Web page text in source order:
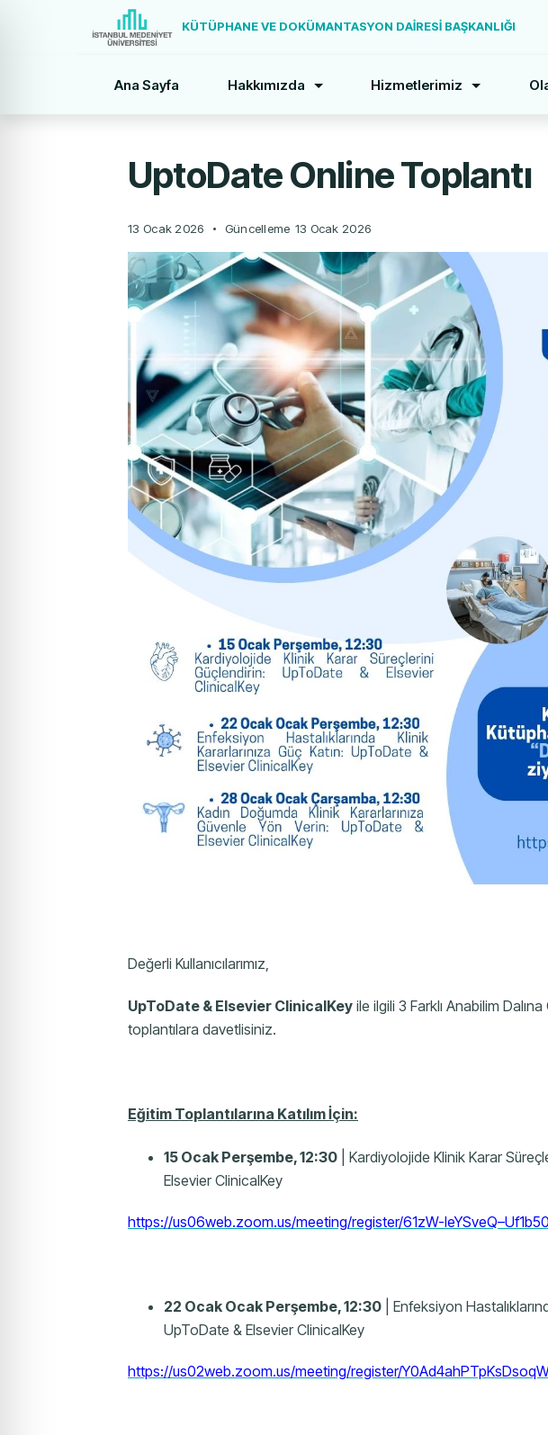
KÜTÜPHANE VE DOKÜMANTASYON DAİRESİ BAŞKANLIĞI
Ana Sayfa Hakkımızda Hizmetlerimiz
UptoDate Online Toplantı
13 Ocak 2026 Güncelleme 13 Ocak 2026
Değerli Kullanıcılarımız,
UpToDate & Elsevier ClinicalKey ile ilgili 3 Farklı Anabilim
toplantılara davetlisiniz.
Eğitim Toplantılarına Katılım İçin:
15 Ocak Perşembe, 12:30 | Kardiyolojide Klinik Karar
Elsevier ClinicalKey
https://us06web.zoom.us/meeting/register/61zW-
22 Ocak Ocak Perşembe, 12:30 | Enfeksiyon
UpToDate & Elsevier ClinicalKey
https://us02web.zoom.us/meeting/register/